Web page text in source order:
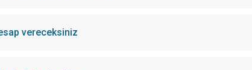
vereceksiniz